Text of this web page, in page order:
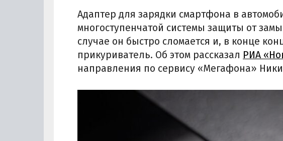
Адаптер для зарядки смартфона в
многоступенчатой системы защиты от
случае он быстро сломается и, в конце
прикуриватель. Об этом рассказал РИА
направления по сервису «Мегафона»